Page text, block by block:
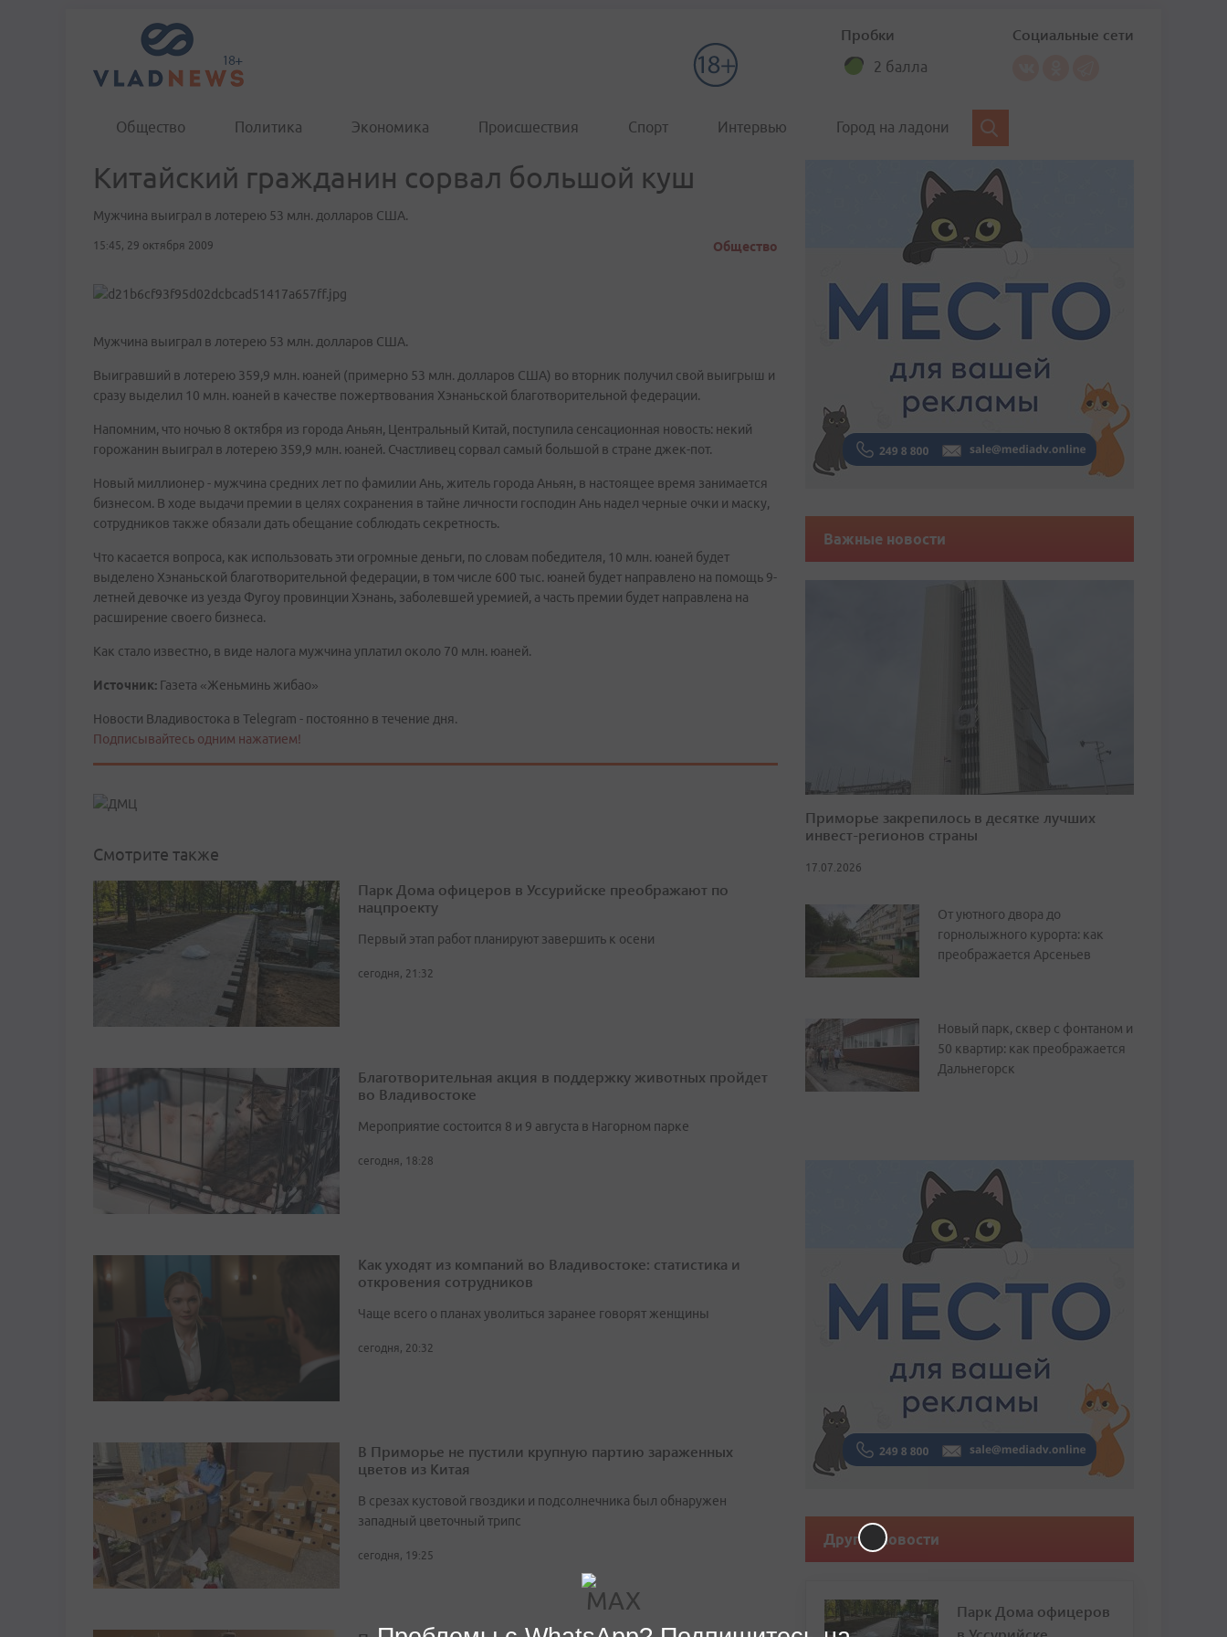
Пробки
2 балла
Социальные сети
Общество Политика Экономика Происшествия Спорт Интервью Город на ладони
Китайский гражданин сорвал большой куш
Мужчина выиграл в лотерею 53 млн. долларов США.
15:45, 29 октября 2009 Общество
Мужчина выиграл в лотерею 53 млн. долларов США.
Выигравший в лотерею 359,9 млн. юаней (примерно 53 млн. долларов США) во вторник получил свой выигрыш и
сразу выделил 10 млн. юаней в качестве пожертвования Хэнаньской благотворительной федерации.
Напомним, что ночью 8 октября из города Аньян, Центральный Китай, поступила сенсационная новость: некий
горожанин выиграл в лотерею 359,9 млн. юаней. Счастливец сорвал самый большой в стране джек-пот.
Новый миллионер - мужчина средних лет по фамилии Ань, житель города Аньян, в настоящее время занимается
бизнесом. В ходе выдачи премии в целях сохранения в тайне личности господин Ань надел черные очки и маску,
сотрудников также обязали дать обещание соблюдать секретность.
Что касается вопроса, как использовать эти огромные деньги, по словам победителя, 10 млн. юаней будет
выделено Хэнаньской благотворительной федерации, в том числе 600 тыс. юаней будет направлено на помощь 9-
летней девочке из уезда Фугоу провинции Хэнань, заболевшей уремией, а часть премии будет направлена на
расширение своего бизнеса.
Как стало известно, в виде налога мужчина уплатил около 70 млн. юаней.
Источник: Газета «Женьминь жибао»
Новости Владивостока в Telegram - постоянно в течение дня.
Подписывайтесь одним нажатием!
Смотрите также
Парк Дома офицеров в Уссурийске преображают по
нацпроекту
Первый этап работ планируют завершить к осени
сегодня, 21:32
Благотворительная акция в поддержку животных пройдет
во Владивостоке
Мероприятие состоится 8 и 9 августа в Нагорном парке
сегодня, 18:28
Как уходят из компаний во Владивостоке: статистика и
откровения сотрудников
Чаще всего о планах уволиться заранее говорят женщины
сегодня, 20:32
В Приморье не пустили крупную партию зараженных
цветов из Китая
В срезах кустовой гвоздики и подсолнечника был обнаружен
западный цветочный трипс
сегодня, 19:25
Важные новости
Приморье закрепилось в десятке лучших
инвест-регионов страны
17.07.2026
От уютного двора до
горнолыжного курорта: как
преображается Арсеньев
Новый парк, сквер с фонтаном и
50 квартир: как преображается
Дальнегорск
Другие новости
Парк Дома офицеров